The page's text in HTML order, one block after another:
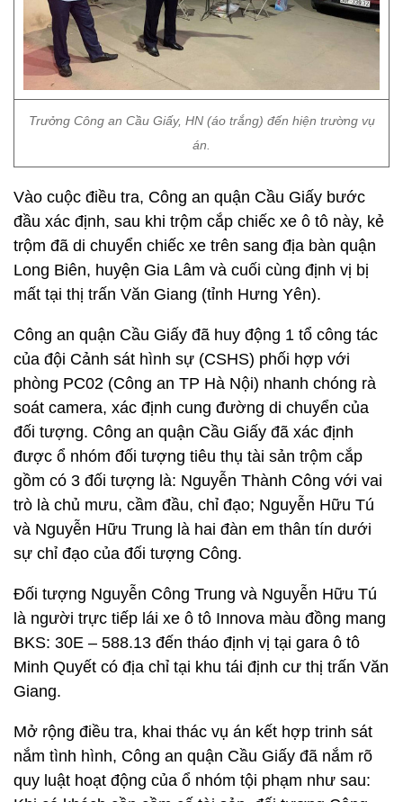
Trưởng Công an Cầu Giấy, HN (áo trắng) đến hiện trường vụ
án.
Vào cuộc điều tra, Công an quận Cầu Giấy bước
đầu xác định, sau khi trộm cắp chiếc xe ô tô này, kẻ
trộm đã di chuyển chiếc xe trên sang địa bàn quận
Long Biên, huyện Gia Lâm và cuối cùng định vị bị
mất tại thị trấn Văn Giang (tỉnh Hưng Yên).
Công an quận Cầu Giấy đã huy động 1 tổ công tác
của đội Cảnh sát hình sự (CSHS) phối hợp với
phòng PC02 (Công an TP Hà Nội) nhanh chóng rà
soát camera, xác định cung đường di chuyển của
đối tượng. Công an quận Cầu Giấy đã xác định
được ổ nhóm đối tượng tiêu thụ tài sản trộm cắp
gồm có 3 đối tượng là: Nguyễn Thành Công với vai
trò là chủ mưu, cầm đầu, chỉ đạo; Nguyễn Hữu Tú
và Nguyễn Hữu Trung là hai đàn em thân tín dưới
sự chỉ đạo của đối tượng Công.
Đối tượng Nguyễn Công Trung và Nguyễn Hữu Tú
là người trực tiếp lái xe ô tô Innova màu đồng mang
BKS: 30E – 588.13 đến tháo định vị tại gara ô tô
Minh Quyết có địa chỉ tại khu tái định cư thị trấn Văn
Giang.
Mở rộng điều tra, khai thác vụ án kết hợp trinh sát
nắm tình hình, Công an quận Cầu Giấy đã nắm rõ
quy luật hoạt động của ổ nhóm tội phạm như sau: